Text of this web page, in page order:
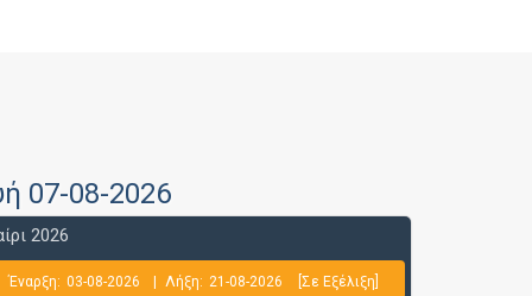
07-08-2026
2026
Έναρξη: 03-08-2026 Λήξη: 21-08-2026 [Σε Εξέλιξη]